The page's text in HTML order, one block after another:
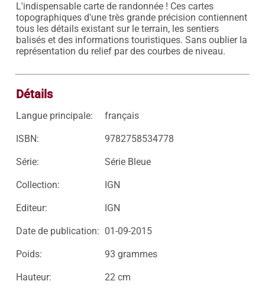
L'indispensable carte de randonnée ! Ces cartes
topographiques d'une très grande précision contiennent
tous les détails existant sur le terrain, les sentiers
balisés et des informations touristiques. Sans oublier la
représentation du relief par des courbes de niveau.
Détails
Langue principale: français
ISBN: 9782758534778
Série: Série Bleue
Collection: IGN
Editeur: IGN
Date de publication: 01-09-2015
Poids: 93 grammes
Hauteur: 22 cm